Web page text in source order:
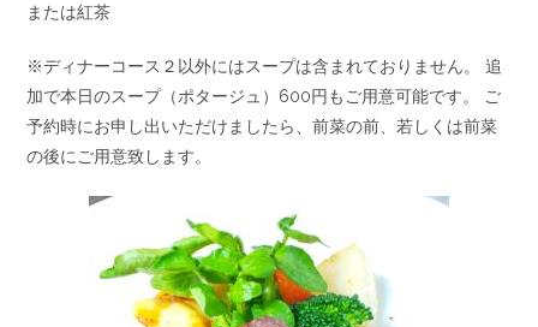
または紅茶
※ディナーコース２以外にはスープは含まれておりません。 追
加で本日のスープ（ポタージュ）600円もご用意可能です。 ご
予約時にお申し出いただけましたら、前菜の前、若しくは前菜
の後にご用意致します。